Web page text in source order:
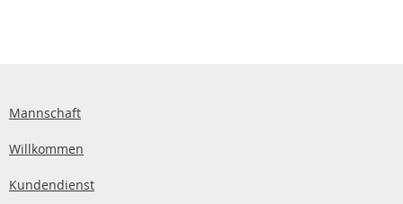
Mannschaft
Willkommen
Kundendienst